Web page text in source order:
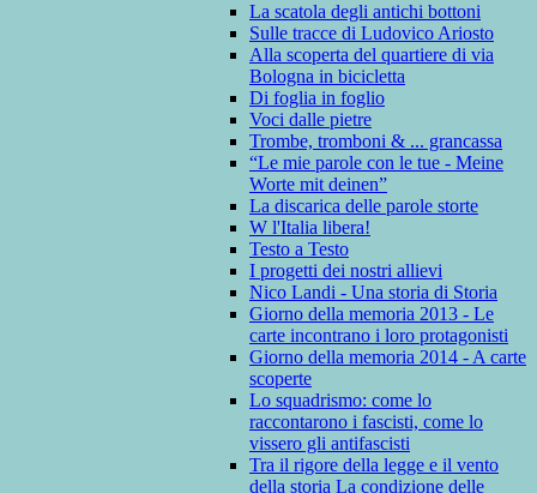
La scatola degli antichi bottoni
Sulle tracce di Ludovico Ariosto
Alla scoperta del quartiere di via
Bologna in bicicletta
Di foglia in foglio
Voci dalle pietre
Trombe, tromboni & ... grancassa
“Le mie parole con le tue - Meine
Worte mit deinen”
La discarica delle parole storte
W l'Italia libera!
Testo a Testo
I progetti dei nostri allievi
Nico Landi - Una storia di Storia
Giorno della memoria 2013 - Le
carte incontrano i loro protagonisti
Giorno della memoria 2014 - A carte
scoperte
Lo squadrismo: come lo
raccontarono i fascisti, come lo
vissero gli antifascisti
Tra il rigore della legge e il vento
della storia La condizione delle